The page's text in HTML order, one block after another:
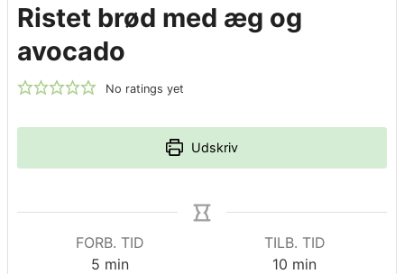
Ristet brød med æg og
avocado
No ratings yet
Udskriv
FORB. TID
5minutter
min
TILB. TID
10 minutter
min